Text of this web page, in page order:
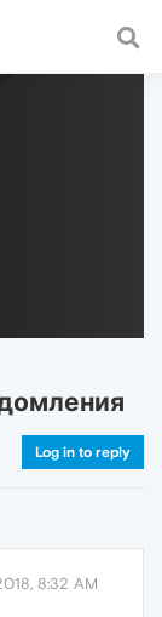
and
Log in to reply
8:32 AM